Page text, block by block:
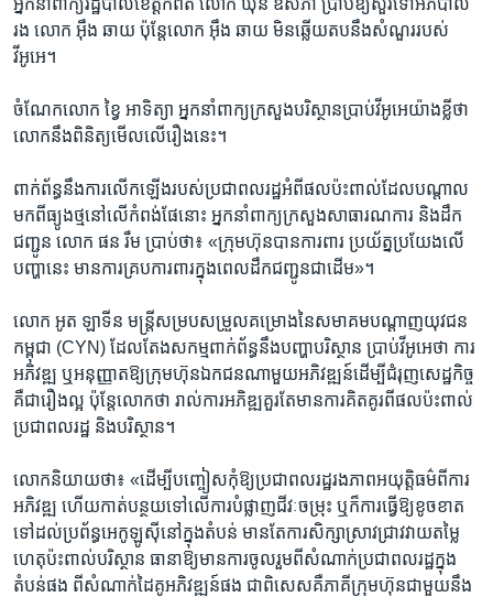
អ្នកនាំពាក្យ​រដ្ឋបាល​ខេត្តកំពត លោក​ ឃុន ឧសភា ប្រាប់​ឱ្យ​សួរ​ទៅ​អភិបាល​
រង លោក អ៊ឹង ឆាយ ប៉ុន្តែ​លោក អ៊ឹង ឆាយ មិន​ឆ្លើយ​តប​នឹង​សំណួរ​របស់​
វីអូអេ។
ចំណែក​លោក ខ្វៃ អាទិត្យា អ្នកនាំពាក្យ​ក្រសួង​បរិស្ថានប្រាប់​វីអូអេ​យ៉ាង​ខ្លី​ថា
លោក​នឹង​ពិនិត្យ​មើល​លើ​រឿង​នេះ។
ពាក់ព័ន្ធ​នឹង​ការ​លើកឡើង​របស់​ប្រជាពលរដ្ឋ​អំពីផល​ប៉ះពាល់​ដែល​បណ្តាល​
មក​ពី​ធ្យូង​ថ្ម​នៅ​លើ​កំពង់ផែ​នោះ​ អ្នកនាំពាក្យ​ក្រសួង​សាធារណការ និង​ដឹក
ជញ្ជូន លោក ផន រឹម ​ប្រាប់​ថា៖ «ក្រុមហ៊ុន​បាន​ការពារ ប្រយ័ត្ន​ប្រយែង​លើ​
បញ្ហា​នេះ មាន​ការគ្រប​ការពារ​ក្នុង​ពេល​ដឹក​ជញ្ជូន​ជាដើម»។
លោក អូត ឡាទីន មន្រ្តី​សម្រប​សម្រួល​គម្រោង​នៃ​សមាគម​បណ្ដាញ​យុវជន​
កម្ពុជា (CYN) ដែលតែង​សកម្ម​ពាក់ព័ន្ធ​នឹង​បញ្ហា​បរិស្ថាន ​ប្រាប់​វីអូអេ​ថា ការ
អភិវឌ្ឍ ឬ​អនុញ្ញាត​ឱ្យ​ក្រុម​ហ៊ុន​ឯកជន​ណាមួយ​អភិវឌ្ឍន៍​ដើម្បី​ជំរុញ​សេដ្ឋកិច្ច
គឺ​ជារឿង​ល្អ ប៉ុន្តែ​លោក​ថា រាល់​ការអភិឌ្ឍ​គួរ​តែ​មាន​ការ​គិត​គូរ​ពី​ផល​ប៉ះពាល់​
ប្រជាពលរដ្ឋ និង​បរិស្ថាន។
លោក​និយាយ​ថា៖ «ដើម្បី​បញ្ចៀស​កុំ​ឱ្យ​ប្រជាពលរដ្ឋ​រង​ភាព​អយុត្តិធម៌​ពី​ការ​
អភិវឌ្ឍ ហើយ​កាត់​បន្ថយ​ទៅ​លើ​ការ​បំផ្លាញ​ជីវៈ​ចម្រុះ ឬ​ក៏​ការ​ធ្វើ​ឱ្យ​ខូចខាត​
ទៅ​ដល់​ប្រព័ន្ធ​អេកូឡូស៊ី​នៅ​ក្នុង​តំបន់ មាន​តែ​ការសិក្សាស្រាវជ្រាវ​វាយតម្លៃ​
ហេតុ​ប៉ះពាល់​បរិស្ថាន ធានា​ឱ្យ​មាន​ការ​ចូលរួមពី​សំណាក់​ប្រជាពលរដ្ឋ​ក្នុង​
តំបន់​ផង ពី​សំណាក់​ដៃគូ​អភិវឌ្ឍន៍​ផង​ ជាពិសេស​គឺ​ភាគី​ក្រុមហ៊ុន​ជាមួយនឹង​